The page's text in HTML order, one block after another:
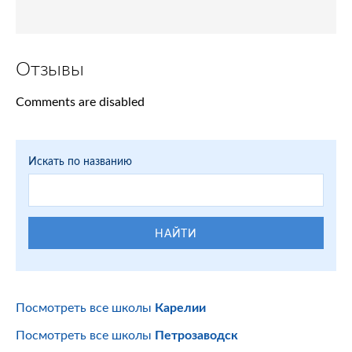
Отзывы
Comments are disabled
Искать по названию
НАЙТИ
Посмотреть все школы Карелии
Посмотреть все школы Петрозаводск